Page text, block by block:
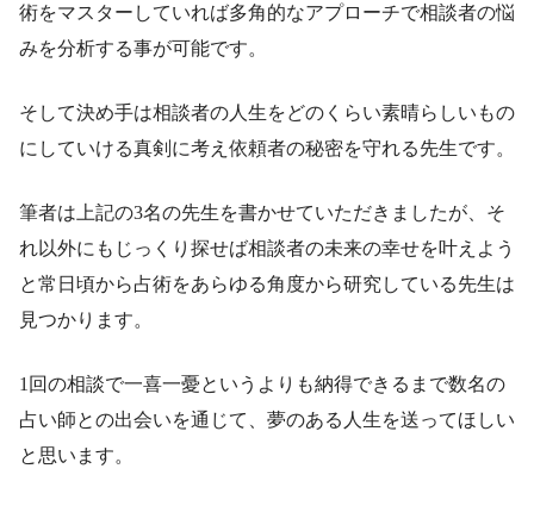
術をマスターしていれば多角的なアプローチで相談者の悩
みを分析する事が可能です。
そして決め手は相談者の人生をどのくらい素晴らしいもの
にしていける真剣に考え依頼者の秘密を守れる先生です。
筆者は上記の3名の先生を書かせていただきましたが、そ
れ以外にもじっくり探せば相談者の未来の幸せを叶えよう
と常日頃から占術をあらゆる角度から研究している先生は
見つかります。
1回の相談で一喜一憂というよりも納得できるまで数名の
占い師との出会いを通じて、夢のある人生を送ってほしい
と思います。